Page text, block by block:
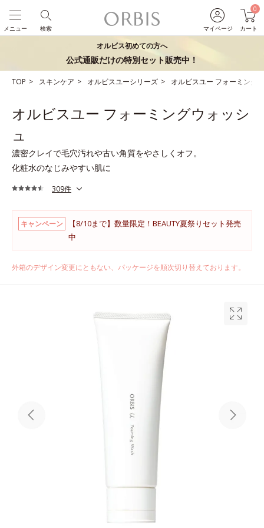
マイページ
0
カート
検索
メニュー
オルビス初めての方へ
公式通販だけの特別セット販売中！
TOP スキンケア オルビスユーシリーズ オルビスユー フォーミング
オルビスユー フォーミングウォッシ
ュ
濃密クレイで毛穴汚れや古い角質をやさしくオフ。
化粧水のなじみやすい肌に
309件
キャンペーン
【8/10まで】数量限定！BEAUTY夏祭りセット発売
中
外箱のデザイン変更にともない、パッケージを順次切り替えております。